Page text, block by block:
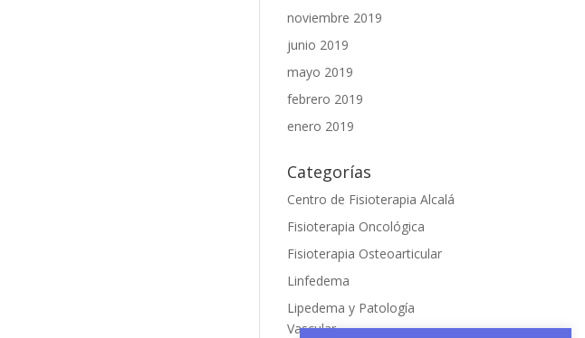
noviembre 2019
junio 2019
mayo 2019
febrero 2019
enero 2019
Categorías
Centro de Fisioterapia Alcalá
Fisioterapia Oncológica
Fisioterapia Osteoarticular
Linfedema
Lipedema y Patología
Vascular